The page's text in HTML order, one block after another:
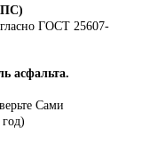
ГОСТ 25607-
асфальта.
Сами